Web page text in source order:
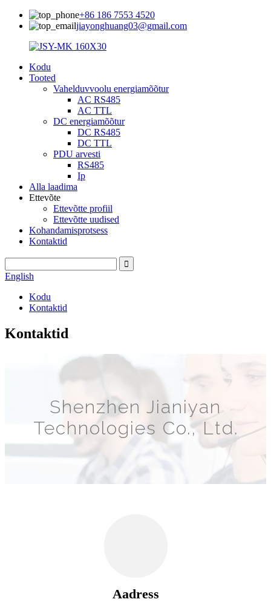
+86 186 7553 4520
jiayonghuang03@gmail.com
Kodu
Tooted
Vahelduvvoolu energiamõõtur
AC RS485
AC TTL
DC energiamõõtur
DC RS485
DC TTL
PDU arvesti
RS485
Ip
Alla laadima
Ettevõte
Ettevõtte profiil
Ettevõtte uudised
Kohandamisprotsess
Kontaktid
English
Kodu
Kontaktid
Kontaktid
Shenzhen Jianiyan
Technologies Co., Ltd.
Aadress